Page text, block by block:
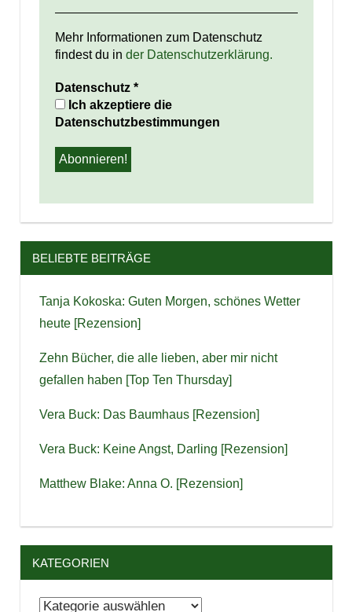
Mehr Informationen zum Datenschutz
findest du in der Datenschutzerklärung.
Datenschutz *
Ich akzeptiere die
Datenschutzbestimmungen
BELIEBTE BEITRÄGE
Tanja Kokoska: Guten Morgen, schönes Wetter
heute [Rezension]
Zehn Bücher, die alle lieben, aber mir nicht
gefallen haben [Top Ten Thursday]
Vera Buck: Das Baumhaus [Rezension]
Vera Buck: Keine Angst, Darling [Rezension]
Matthew Blake: Anna O. [Rezension]
KATEGORIEN
Kategorien